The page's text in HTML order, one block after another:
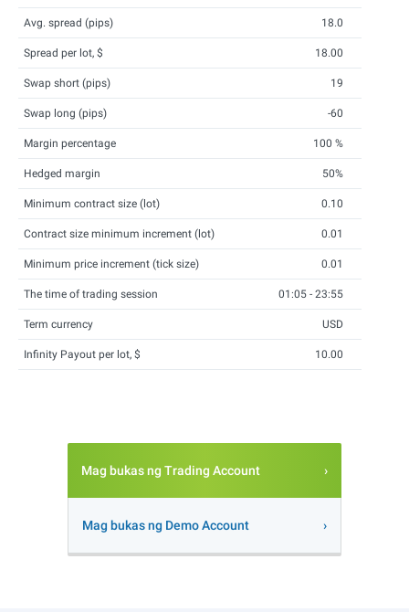
Avg. spread (pips) 18.0
Spread per lot, $ 18.00
Swap short (pips) 19
Swap long (pips) -60
Margin percentage 100 %
Hedged margin 50%
Minimum contract size (lot) 0.10
Contract size minimum increment (lot) 0.01
Minimum price increment (tick size) 0.01
The time of trading session 01:05 - 23:55
Term currency USD
Infinity Payout per lot, $ 10.00
Mag bukas ng Trading Account
Mag bukas ng Demo Account